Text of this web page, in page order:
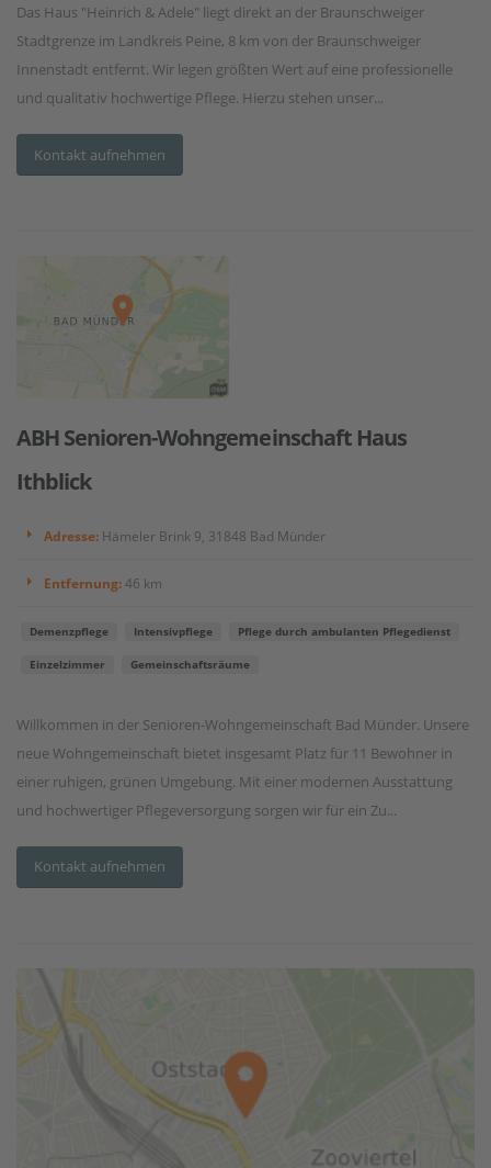
Das Haus "Heinrich & Adele" liegt direkt an der Braunschweiger
Stadtgrenze im Landkreis Peine, 8 km von der Braunschweiger
Innenstadt entfernt. Wir legen größten Wert auf eine professionelle
und qualitativ hochwertige Pflege. Hierzu stehen unser...
Kontakt aufnehmen
ABH Senioren-Wohngemeinschaft Haus
Ithblick
Adresse: Hämeler Brink 9, 31848 Bad Münder
Entfernung:46 km
Demenzpflege Intensivpflege Pflege durch ambulanten Pflegedienst
Einzelzimmer Gemeinschaftsräume
Willkommen in der Senioren-Wohngemeinschaft Bad Münder. Unsere
neue Wohngemeinschaft bietet insgesamt Platz für 11 Bewohner in
einer ruhigen, grünen Umgebung. Mit einer modernen Ausstattung
und hochwertiger Pflegeversorgung sorgen wir für ein Zu...
Kontakt aufnehmen